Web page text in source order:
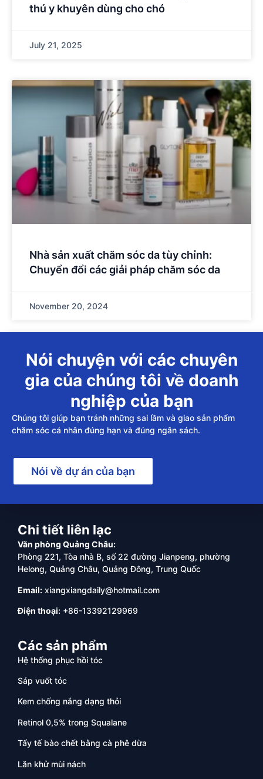
thú y khuyên dùng cho chó
July 21, 2025
Nhà sản xuất chăm sóc da tùy chỉnh:
Chuyển đổi các giải pháp chăm sóc da
November 20, 2024
Nói chuyện với các chuyên
gia của chúng tôi về doanh
nghiệp của bạn
Chúng tôi giúp bạn tránh những sai lầm và giao sản phẩm
chăm sóc cá nhân đúng hạn và đúng ngân sách.
Nói về dự án của bạn
Chi tiết liên lạc
Văn phòng Quảng Châu:
Phòng 221, Tòa nhà B, số 22 đường Jianpeng, phường
Helong, Quảng Châu, Quảng Đông, Trung Quốc
Email: xiangxiangdaily@hotmail.com
Điện thoại: +86-13392129969
Các sản phẩm
Hệ thống phục hồi tóc
Sáp vuốt tóc
Kem chống nắng dạng thỏi
Retinol 0,5% trong Squalane
Tẩy tế bào chết bằng cà phê dừa
Lăn khử mùi nách